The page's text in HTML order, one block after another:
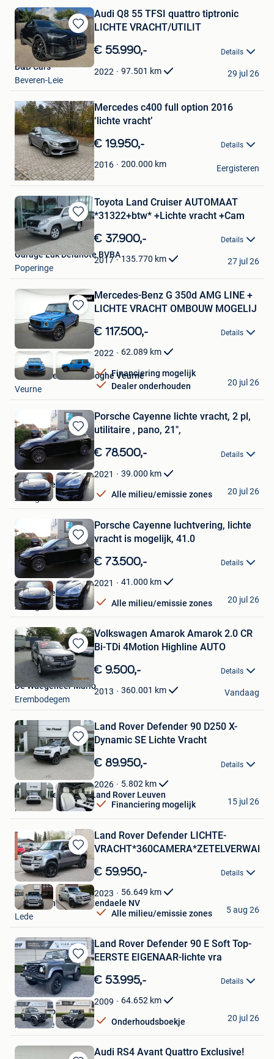
Bewaren
in
Mijn
Favorieten
Audi Q8 55 TFSI quat­tro tiptro­nic
LICH­TE VRACHT/UTILIT
€ 55.990,- Details
2022 97.501 km
B&D Cars
Beveren-Leie
29 jul 26
Mijn
Favorieten
Mercedes c400 full option 2016
‘lichte vracht’
€ 19.950,- Details
2016 200.000 km
Arthur Van de leest
Langdorp
Eergisteren
Bewaren
in
Favorieten
Toyota Land Cruiser AUTOMAAT
*31322+btw* +Lichte vracht +Cam
€ 37.900,- Details
2017 135.770 km
Garage Luk Delanote BVBA
Poperinge
27 jul 26
Bewaren
in
Favorieten
Mercedes-Benz G 350d AMG LINE +
LICHTE VRACHT OMBOUW MOGELIJ
€ 117.500,- Details
2022 62.089 km
Financiering mogelijk
Dealer onderhouden
Van Mossel Vereenooghe Veurne
Veurne
20 jul 26
Bewaren
Mijn
Favorieten
Porsche Cayenne lichte vracht, 2 pl,
utilitaire , pano, 21",
€ 78.500,- Details
2021 39.000 km
Alle milieu/emissie zones
Filip Nuwel Cars
Zedelgem
20 jul 26
Bewaren
Mijn
Favorieten
Porsche Cayenne luchtvering, lichte
vracht is mogelijk, 41.0
€ 73.500,- Details
2021 41.000 km
Alle milieu/emissie zones
Filip Nuwel Cars
Zedelgem
20 jul 26
Bewaren
in
Mijn
Favorieten
Volkswagen Amarok Amarok 2.0 CR
Bi-TDi 4Motion Highline AUTO
€ 9.500,- Details
2013 360.001 km
De Waegeneer Mario
Erembodegem
Vandaag
Bewaren
in
Favorieten
Land Rover Defender 90 D250 X-
Dynamic SE Lichte Vracht
€ 89.950,- Details
2026 5.802 km
Financiering mogelijk
Van Mossel Jaguar Land Rover Leuven
Herent
15 jul 26
Bewaren
in
Mijn
Favorieten
Land Rover Defender LICHTE-
€ 59.950,- Details
2023 56.649 km
Alle milieu/emissie zones
Garage Thomas Uyttendaele NV
Lede
5 aug 26
Bewaren
in
Mijn
Favorieten
Land Rover Defender 90 E Soft Top-
EERSTE EIGENAAR-lichte vra
€ 53.995,- Details
2009 64.652 km
Onderhoudsboekje
VIAR Motors
Moorslede
20 jul 26
Audi RS4 Avant Quattro Exclusive!